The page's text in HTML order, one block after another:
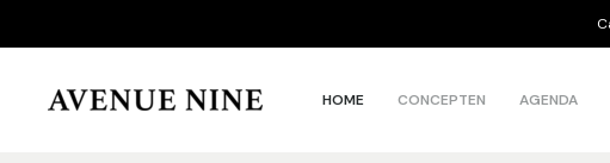
to
content
HOME CONCEPTEN AGENDA